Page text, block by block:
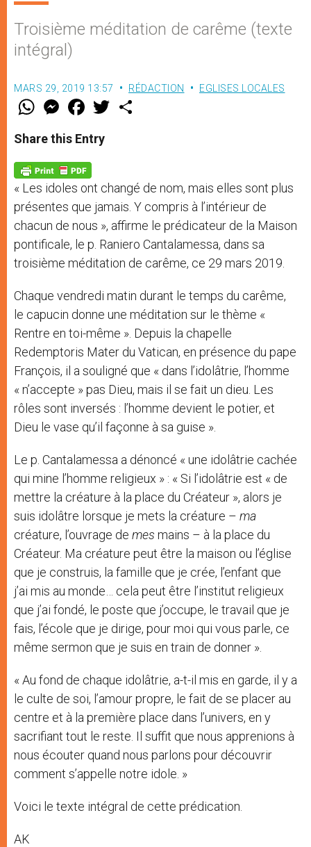
Troisième méditation de carême (texte
intégral)
MARS 29, 2019 13:57 RÉDACTION EGLISES LOCALES
W
t
s
p
p
M
e
s
e
g
e
r
F
a
e
b
o
k
w
Share this Entry
« Les idoles ont changé de nom, mais elles sont plus
présentes que jamais. Y compris à l’intérieur de
chacun de nous », affirme le prédicateur de la Maison
pontificale, le p. Raniero Cantalamessa, dans sa
troisième méditation de carême, ce 29 mars 2019.
Chaque vendredi matin durant le temps du carême,
le capucin donne une méditation sur le thème «
Rentre en toi-même ». Depuis la chapelle
Redemptoris Mater du Vatican, en présence du pape
François, il a souligné que « dans l’idolâtrie, l’homme
« n’accepte » pas Dieu, mais il se fait un dieu. Les
rôles sont inversés : l’homme devient le potier, et
Dieu le vase qu’il façonne à sa guise ».
Le p. Cantalamessa a dénoncé « une idolâtrie cachée
qui mine l’homme religieux » : « Si l’idolâtrie est « de
mettre la créature à la place du Créateur », alors je
suis idolâtre lorsque je mets la créature – ma
créature, l’ouvrage de mes mains – à la place du
Créateur. Ma créature peut être la maison ou l’église
que je construis, la famille que je crée, l’enfant que
j’ai mis au monde… cela peut être l’institut religieux
que j’ai fondé, le poste que j’occupe, le travail que je
fais, l’école que je dirige, pour moi qui vous parle, ce
même sermon que je suis en train de donner ».
« Au fond de chaque idolâtrie, a-t-il mis en garde, il y a
le culte de soi, l’amour propre, le fait de se placer au
centre et à la première place dans l’univers, en y
sacrifiant tout le reste. Il suffit que nous apprenions à
nous écouter quand nous parlons pour découvrir
comment s’appelle notre idole. »
Voici le texte intégral de cette prédication.
AK